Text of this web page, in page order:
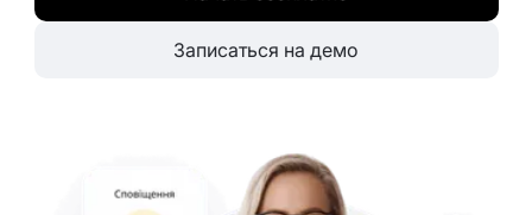
Записаться на демо